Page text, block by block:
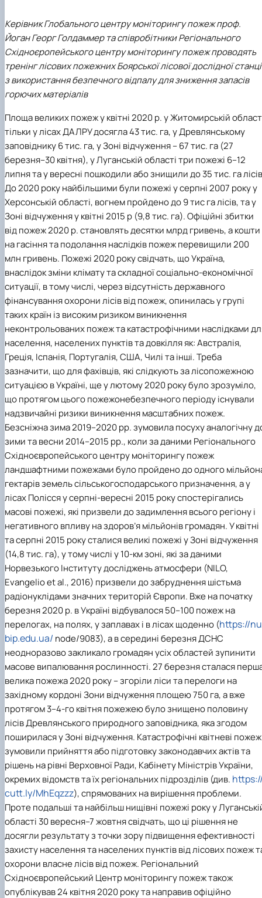
Працевлаштування
Студентські квитки
Інклюзивне середовище
Наукові школи
Стартап школа НУБіП України
Форми документів
Патентно-ліцензійна діяльність
садово-паркове господарство, ветеринарна
Обладнання НУБіП України
Наукові видання
Досліднику та автору
Звіт про проведення НТЗ
Наукові журнали НУБіП України
Наукові журнали НУБіП України (English)
Пам'ятка про проведення науково-
заходів
проведення НТЗ
Результати науково-технічних заходів
Монографії
Наука для бізнесу
Каталог наукових послуг
«SEB-2024»
«SEB-2025»
Рада роботодавців
Благодійний фонд «Голосіївська ініціатива
2020»
Видатні випускники та працівники
Звіт ректора
Пам'яті захисників України
Почесні доктори і професори НУБіП України
Пресслужба
Університетський кур'єр
ініціатива – 2025»
Державні закупівлі
Офіційна символіка
Антикорупційні заходи
Уповноважена особа з питань запобігання
виявлення корупції
Положення про антикорупційного
уповноваженого НУБіП України
Нормативно-правові акти НУБіП України
Інформаційні ресурси НАЗК
Методичні роз’яснення НАЗК
Антикорупційні заходи
Гендерна радниця
Контактна інформація
Керівник Глобального центру моніторингу пожеж проф.
Йоган Георг Голдаммер та співробітники Регіонального
Східноєропейського центру моніторингу пожеж проводять
тренінг лісових пожежних Боярської лісової дослідної
з використання безпечного відпалу для зниження запасів
горючих матеріалів
Площа великих пожеж у квітні 2020 р. у Житомирській
тільки у лісах ДАЛРУ досягла 43 тис. га, у Древлянському
заповіднику 6 тис. га, у Зоні відчуження – 67 тис. га (27
березня–30 квітня), у Луганській області три пожежі 6–12
липня та у вересні пошкодили або знищили до 35 тис. га
До 2020 року найбільшими були пожежі у серпні 2007 року у
Херсонській області, вогнем пройдено до 9 тис га лісів, та у
Зоні відчуження у квітні 2015 р (9,8 тис. га). Офіційні збитки
від пожеж 2020 р. становлять десятки млрд гривень, а кошти
на гасіння та подолання наслідків пожеж перевищили 200
млн гривень. Пожежі 2020 року свідчать, що Україна,
внаслідок зміни клімату та складної соціально-економічної
ситуації, в тому числі, через відсутність державного
фінансування охорони лісів від пожеж, опинилась у групі
таких країн із високим ризиком виникнення
неконтрольованих пожеж та катастрофічними наслідками
населення, населених пунктів та довкілля як: Австралія,
Греція, Іспанія, Португалія, США, Чилі та інші. Треба
зазначити, що для фахівців, які слідкують за лісопожежною
ситуацією в Україні, ще у лютому 2020 року було зрозуміло,
що протягом цього пожежонебезпечного періоду існували
надзвичайні ризики виникнення масштабних пожеж.
Безсніжна зима 2019–2020 рр. зумовила посуху аналогічну
зими та весни 2014–2015 рр., коли за даними Регіонального
Східноєвропейського центру моніторингу пожеж
ландшафтними пожежами було пройдено до одного
гектарів земель сільськогосподарського призначення, а у
лісах Полісся у серпні-вересні 2015 року спостерігались
масові пожежі, які призвели до задимлення всього регіону і
негативного впливу на здоров’я мільйонів громадян. У квітні
та серпні 2015 року сталися великі пожежі у Зоні відчуження
(14,8 тис. га), у тому числі у 10-км зоні, які за даними
Норвезького Інституту досліджень атмосфери (NILO,
Evangelio et al., 2016) призвели до забруднення шістьма
радіонуклідами значних територій Європи. Вже на початку
березня 2020 р. в Україні відбувалося 50–100 пожеж на
перелогах, на полях, у заплавах і в лісах щоденно (https://nu
bip.edu.ua/ node/9083), а в середині березня ДСНС
неодноразово закликало громадян усіх областей зупинити
масове випалювання рослинності. 27 березня сталася
велика пожежа 2020 року – згоріли ліси та перелоги на
західному кордоні Зони відчуження площею 750 га, а вже
протягом 3–4-го квітня пожежею було знищено половину
лісів Древлянського природного заповідника, яка згодом
поширилася у Зоні відчуження. Катастрофічні квітневі
зумовили прийняття або підготовку законодавчих актів та
рішень на рівні Верховної Ради, Кабінету Міністрів України,
окремих відомств та їх регіональних підрозділів (див.
cutt.ly/MhEqzzz), спрямованих на вирішення проблеми.
Проте подальші та найбільш нищівні пожежі року у
області 30 вересня–7 жовтня свідчать, що ці рішення не
досягли результату з точки зору підвищення ефективності
захисту населення та населених пунктів від лісових пожеж
охорони власне лісів від пожеж. Регіональний
Східноєвропейський Центр моніторингу пожеж також
опублікував 24 квітня 2020 року та направив офіційно